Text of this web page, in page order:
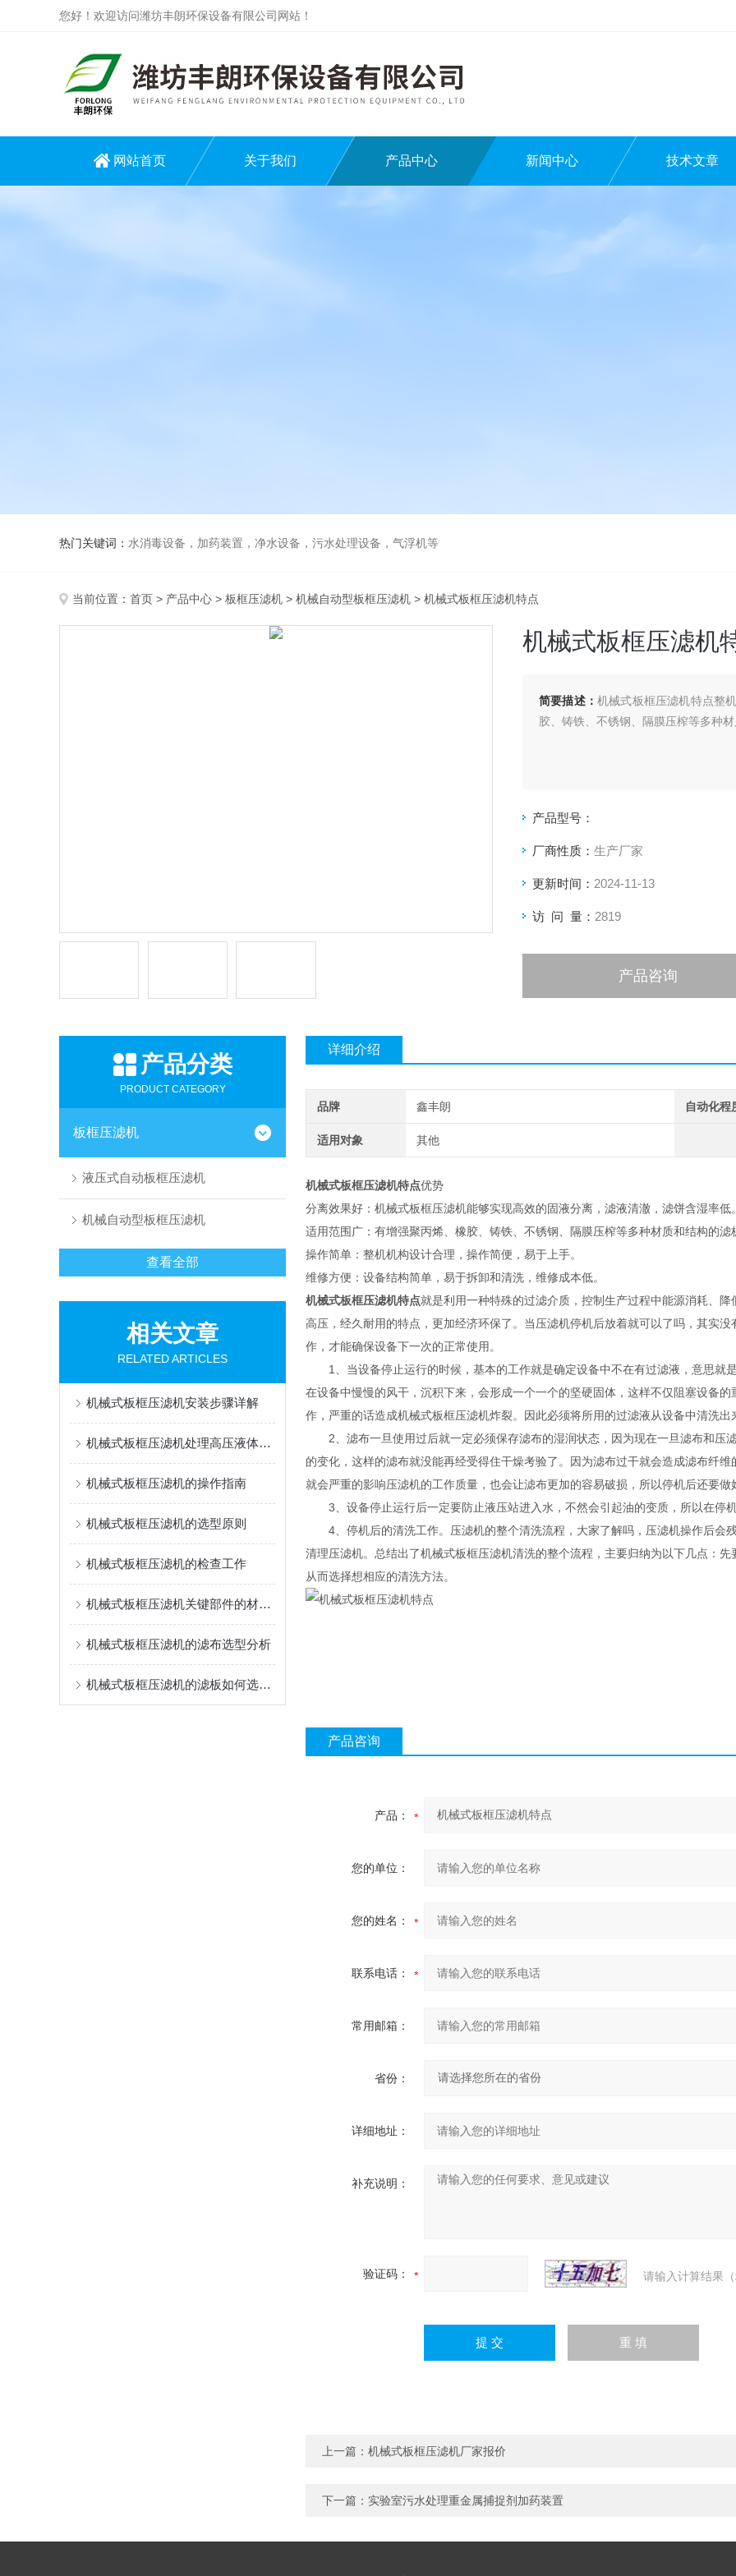
您好！欢迎访问潍坊丰朗环保设备有限公司网站！
网站首页 关于我们 产品中心 新闻中心 技术文章
热门关键词： 水消毒设备，加药装置，净水设备，污水处理设备，气浮机等
当前位置： 首页 > 产品中心 > 板框压滤机 > 机械自动型板框压滤机 > 机械式板框压滤机特点
机械式板框压滤机
简要描述： 机械式板框压滤机特点整
胶、铸铁、不锈钢、隔膜压榨等多种
产品型号：
厂商性质： 生产厂家
更新时间： 2024-11-13
访 问 量： 2819
产品咨询
产品分类
PRODUCT CATEGORY
板框压滤机
液压式自动板框压滤机
机械自动型板框压滤机
查看全部
相关文章
RELATED ARTICLES
机械式板框压滤机安装步骤详解
机械式板框压滤机处理高压液体时应注意什么
机械式板框压滤机的操作指南
机械式板框压滤机的选型原则
机械式板框压滤机的检查工作
机械式板框压滤机关键部件的材质解析
机械式板框压滤机的滤布选型分析
机械式板框压滤机的滤板如何选择？
详细介绍
品牌 鑫丰朗 自动化程
适用对象 其他
机械式板框压滤机特点优势
分离效果好：机械式板框压滤机能够实现高效的固液分离，滤液清澈，滤饼含湿率低
适用范围广：有增强聚丙烯、橡胶、铸铁、不锈钢、隔膜压榨等多种材质和结构的
操作简单：整机机构设计合理，操作简便，易于上手。
维修方便：设备结构简单，易于拆卸和清洗，维修成本低。
机械式板框压滤机特点就是利用一种特殊的过滤介质，控制生产过程中能源消耗、
高压，经久耐用的特点，更加经济环保了。当压滤机停机后放着就可以了吗，其实
作，才能确保设备下一次的正常使用。
1、当设备停止运行的时候，基本的工作就是确定设备中不在有过滤液，意思就
在设备中慢慢的风干，沉积下来，会形成一个一个的坚硬固体，这样不仅阻塞设备
作，严重的话造成机械式板框压滤机炸裂。因此必须将所用的过滤液从设备中清洗
2、滤布一旦使用过后就一定必须保存滤布的湿润状态，因为现在一旦滤布和压
的变化，这样的滤布就没能再经受得住干燥考验了。因为滤布过干就会造成滤布纤
就会严重的影响压滤机的工作质量，也会让滤布更加的容易破损，所以停机后还要做
3、设备停止运行后一定要防止液压站进入水，不然会引起油的变质，所以在停
4、停机后的清洗工作。压滤机的整个清洗流程，大家了解吗，压滤机操作后会
清理压滤机。总结出了机械式板框压滤机清洗的整个流程，主要归纳为以下几点：
从而选择想相应的清洗方法。
产品咨询
产品：
您的单位：
您的姓名：
联系电话：
常用邮箱：
省份：
详细地址：
补充说明：
验证码： 请输入计算结果
上一篇： 机械式板框压滤机厂家报价
下一篇： 实验室污水处理重金属捕捉剂加药装置